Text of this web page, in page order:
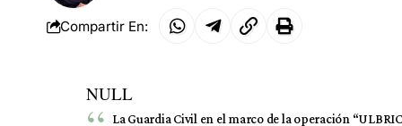
Compartir En:
NULL
La Guardia Civil en el marco de la operación